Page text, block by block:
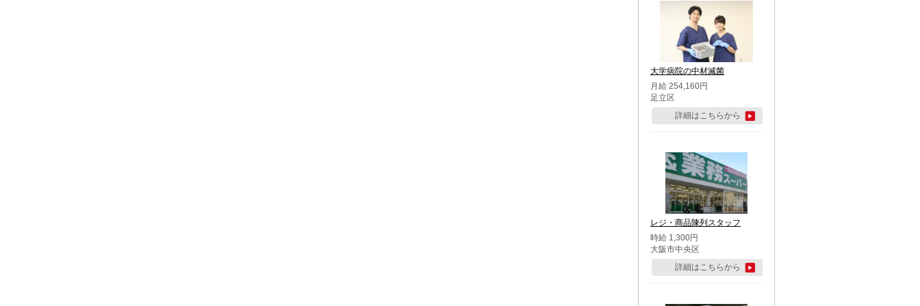
大学病院の中材滅菌
月給 254,160円
足立区
詳細はこちらから
レジ・商品陳列スタッフ
時給 1,300円
大阪市中央区
詳細はこちらから